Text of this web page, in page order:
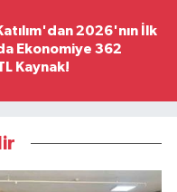
2026'nın İlk
Ekonomiye 362
Kaynak!